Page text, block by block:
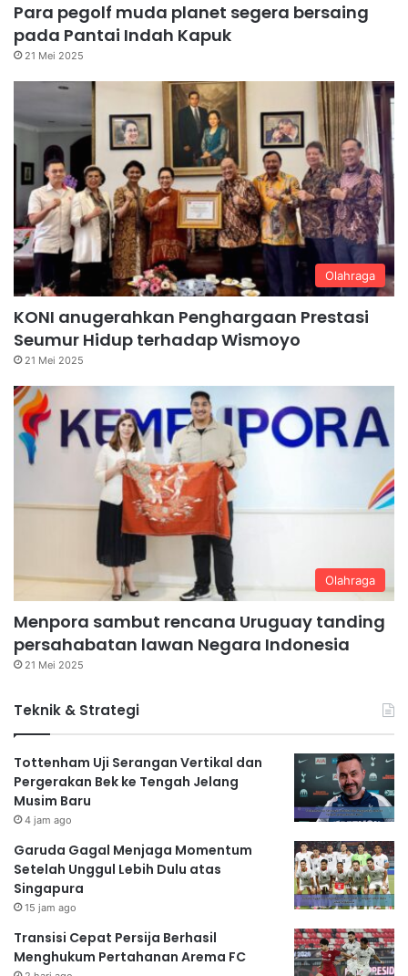
Para pegolf muda planet segera bersaing
pada Pantai Indah Kapuk
21 Mei 2025
Olahraga
KONI anugerahkan Penghargaan Prestasi
Seumur Hidup terhadap Wismoyo
21 Mei 2025
Olahraga
Menpora sambut rencana Uruguay tanding
persahabatan lawan Negara Indonesia
21 Mei 2025
Teknik & Strategi
Tottenham Uji Serangan Vertikal dan
Pergerakan Bek ke Tengah Jelang
Musim Baru
4 jam ago
Garuda Gagal Menjaga Momentum
Setelah Unggul Lebih Dulu atas
Singapura
15 jam ago
Transisi Cepat Persija Berhasil
Menghukum Pertahanan Arema FC